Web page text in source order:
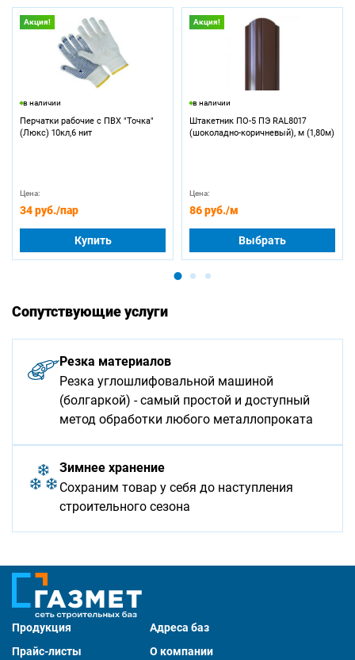
Акция!
в наличии
Перчатки рабочие с ПВХ "Точка"
(Люкс) 10кл,6 нит
Цена:
34 руб./пар
Купить
Акция!
в наличии
Штакетник ПО-5 ПЭ RAL8017
(шоколадно-коричневый), м (1,80м)
Цена:
86 руб./м
Выбрать
Сопутствующие услуги
Резка материалов
Резка углошлифовальной машиной
(болгаркой) - самый простой и доступный
метод обработки любого металлопроката
Зимнее хранение
Сохраним товар у себя до наступления
строительного сезона
Продукция
Адреса баз
Прайс-листы
О компании